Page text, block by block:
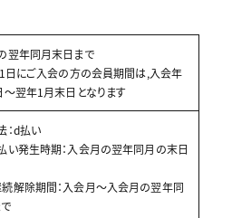
翌年同月末日まで
日にご入会の方の会員期間は,入会年
翌年1月末日となります
：d払い
い発生時期：入会月の翌年同月の末日
解除期間：入会月～入会月の翌年同